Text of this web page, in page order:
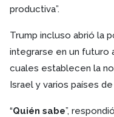
productiva”.
Trump incluso abrió la
integrarse en un futuro
cuales establecen la
Israel y varios países
“Quién sabe”,